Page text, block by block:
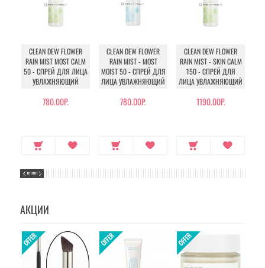
CLEAN DEW FLOWER
RAIN MIST MOST CALM
50 - СПРЕЙ ДЛЯ ЛИЦА
УВЛАЖНЯЮЩИЙ
780.00Р.
CLEAN DEW FLOWER
RAIN MIST - MOST
MOIST 50 - СПРЕЙ ДЛЯ
ЛИЦА УВЛАЖНЯЮЩИЙ
780.00Р.
CLEAN DEW FLOWER
RAIN MIST - SKIN CALM
150 - СПРЕЙ ДЛЯ
ЛИЦА УВЛАЖНЯЮЩИЙ
1190.00Р.
АКЦИИ